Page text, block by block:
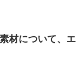
材について、